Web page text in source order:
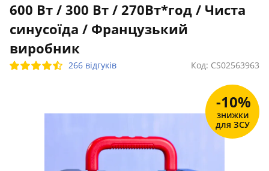
600 Вт / 300 Вт / 270Вт*год / Чиста
синусоїда / Французький
виробник
266 відгуків Код: CS02563963
-10%
знижки
для ЗСУ